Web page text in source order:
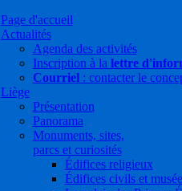
Page d'accueil
Actualités
Agenda des activités
Inscription à la lettre
Courriel: contacter le
Liège
Présentation
Panorama
Monuments, sites,
parcs et curiosités
Édifices religieux
Édifices civils et